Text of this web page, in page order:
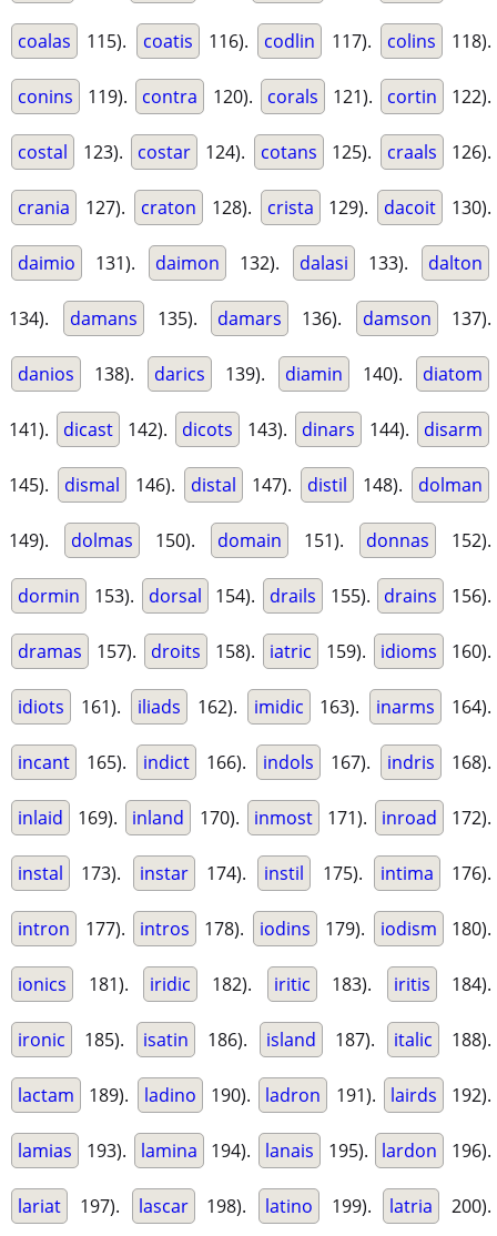
coalas 115). coatis 116). codlin 117). colins 118).
conins 119). contra 120). corals 121). cortin 122).
costal 123). costar 124). cotans 125). craals 126).
crania 127). craton 128). crista 129). dacoit 130).
daimio 131). daimon 132). dalasi 133). dalton
134). damans 135). damars 136). damson 137).
danios 138). darics 139). diamin 140). diatom
141). dicast 142). dicots 143). dinars 144). disarm
145). dismal 146). distal 147). distil 148). dolman
149). dolmas 150). domain 151). donnas 152).
dormin 153). dorsal 154). drails 155). drains 156).
dramas 157). droits 158). iatric 159). idioms 160).
idiots 161). iliads 162). imidic 163). inarms 164).
incant 165). indict 166). indols 167). indris 168).
inlaid 169). inland 170). inmost 171). inroad 172).
instal 173). instar 174). instil 175). intima 176).
intron 177). intros 178). iodins 179). iodism 180).
ionics 181). iridic 182). iritic 183). iritis 184).
ironic 185). isatin 186). island 187). italic 188).
lactam 189). ladino 190). ladron 191). lairds 192).
lamias 193). lamina 194). lanais 195). lardon 196).
lariat 197). lascar 198). latino 199). latria 200).